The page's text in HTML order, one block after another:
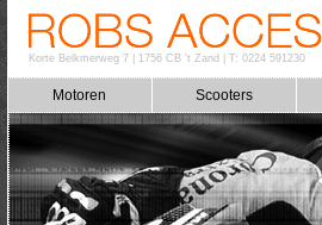
Korte Belkmerweg 7| 1756 CB 't Zand T: 0224 591230
Motoren Scooters